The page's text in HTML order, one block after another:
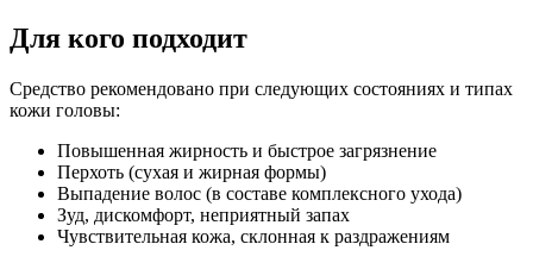
Для кого подходит
Средство рекомендовано при следующих состояниях и типах
кожи головы:
Повышенная жирность и быстрое загрязнение
Перхоть (сухая и жирная формы)
Выпадение волос (в составе комплексного ухода)
Зуд, дискомфорт, неприятный запах
Чувствительная кожа, склонная к раздражениям